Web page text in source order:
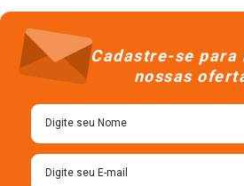
Cadastre-se para
nossas